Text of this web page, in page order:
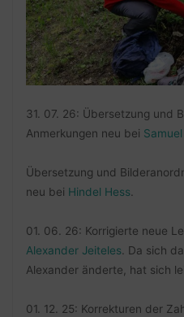
31. 07. 26: Übersetzung und
Anmerkungen neu bei
Übersetzung und
neu bei Hindel Hess.
01. 06. 26: Korrigierte neue
Alexander Jeiteles. Da sich
Alexander änderte, hat sich
01. 12. 25: Korrekturen der